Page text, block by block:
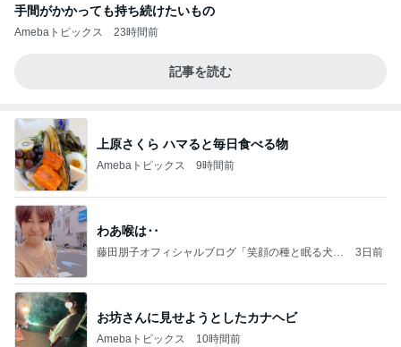
手間がかかっても持ち続けたいもの
Amebaトピックス 23時間前
記事を読む
上原さくら ハマると毎日食べる物
Amebaトピックス 9時間前
わあ喉は‥
藤田朋子オフィシャルブログ「笑顔の種と眠る犬」
3日前
お坊さんに見せようとしたカナヘビ
Amebaトピックス 10時間前